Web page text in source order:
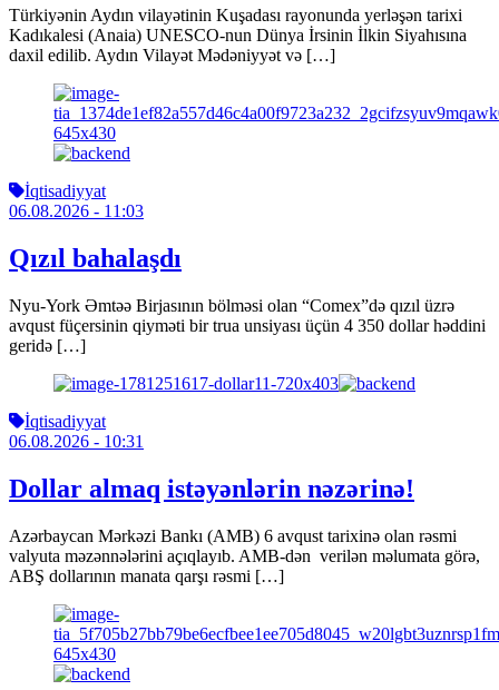
Türkiyənin Aydın vilayətinin Kuşadası rayonunda yerləşən tarixi
Kadıkalesi (Anaia) UNESCO-nun Dünya İrsinin İlkin Siyahısına
daxil edilib. Aydın Vilayət Mədəniyyət və […]
İqtisadiyyat
06.08.2026 - 11:03
Qızıl bahalaşdı
Nyu-York Əmtəə Birjasının bölməsi olan “Comex”də qızıl üzrə
avqust füçersinin qiyməti bir trua unsiyası üçün 4 350 dollar həddini
geridə […]
İqtisadiyyat
06.08.2026 - 10:31
Dollar almaq istəyənlərin nəzərinə!
Azərbaycan Mərkəzi Bankı (AMB) 6 avqust tarixinə olan rəsmi
valyuta məzənnələrini açıqlayıb. AMB-dən verilən məlumata görə,
ABŞ dollarının manata qarşı rəsmi […]